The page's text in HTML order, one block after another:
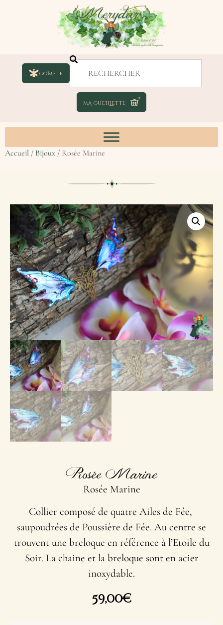
COMPTE
Accueil / Bijoux / Rosée Marine
Rosée Marine
Rosée Marine
Collier composé de quatre Ailes de Fée,
saupoudrées de Poussière de Fée. Au centre se
trouvent une breloque en référence à l’Etoile du
Soir. La chaine et la breloque sont en acier
inoxydable.
59,00€